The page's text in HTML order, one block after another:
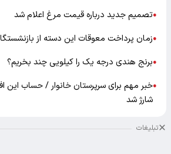
●تصمیم جدید درباره قیمت مرغ اعلام شد
●زمان پرداخت معوقات این دسته از
●برنج هندی درجه یک را کیلویی چند بخریم؟
●
شارژ شد
تبلیغات